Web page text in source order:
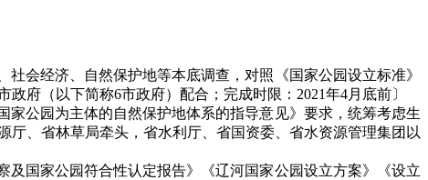
会经济、自然保护地等本底调查，对照《国家公园设立标准》
府（以下简称6市政府）配合；完成时限：2021年4月底前〕
公园为主体的自然保护地体系的指导意见》要求，统筹考虑生
、省林草局牵头，省水利厅、省国资委、省水资源管理集团以
国家公园符合性认定报告》《辽河国家公园设立方案》《设立